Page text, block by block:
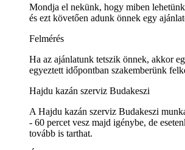
Mondja el nekünk, hogy miben lehetünk
és ezt követően adunk önnek egy
Felmérés
Ha az ajánlatunk tetszik önnek, akkor
egyeztett időpontban szakemberünk
Hajdu kazán szerviz Budakeszi
A Hajdu kazán szerviz Budakeszi
- 60 percet vesz majd igénybe, de
tovább is tarthat.